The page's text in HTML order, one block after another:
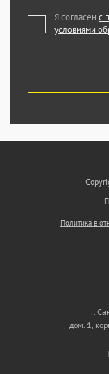
Я согласен с
условиями
Политика в
г.
дом. 1,